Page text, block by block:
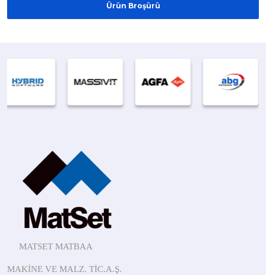
Ürün Broşürü
MATSET MATBAA
MAKİNE VE MALZ. TİC.A.Ş.